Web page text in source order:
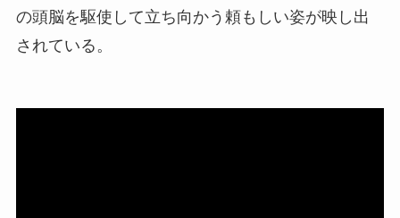
の頭脳を駆使して立ち向かう頼もしい姿が映し出
されている。